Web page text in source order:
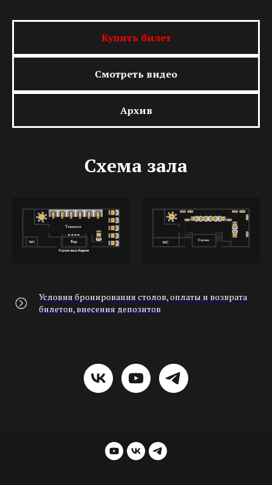
Купить билет
Смотреть видео
Архив
Схема зала
Условия бронирования столов, оплаты и возврата
билетов, внесения депозитов